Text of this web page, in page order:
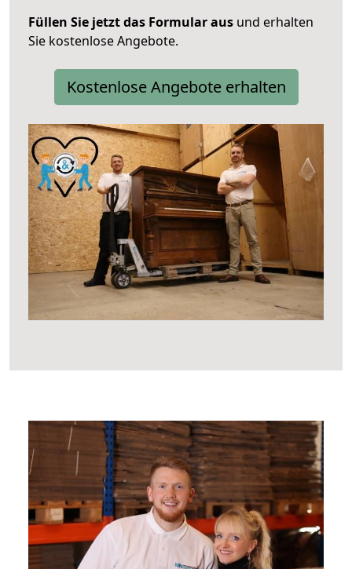
Füllen Sie jetzt das Formular aus und erhalten
Sie kostenlose Angebote.
Kostenlose Angebote erhalten